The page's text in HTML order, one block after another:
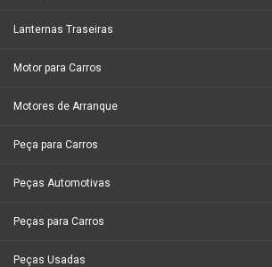
Lanternas Traseiras
Motor para Carros
Motores de Arranque
Peça para Carros
Peças Automotivas
Peças para Carros
Peças Usadas